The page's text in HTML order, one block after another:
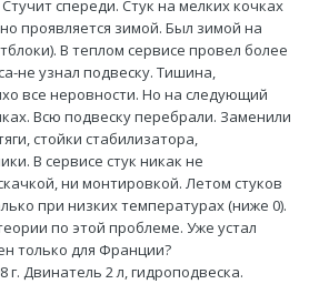
спереди. Стук на мелких кочках
проявляется зимой. Был зимой на
В теплом сервисе провел более
не узнал подвеску. Тишина,
все неровности. Но на следующий
Всю подвеску перебрали. Заменили
стойки стабилизатора,
В сервисе стук никак не
ни монтировкой. Летом стуков
при низких температурах (ниже 0).
по этой проблеме. Уже устал
только для Франции?
Двинатель 2 л, гидроподвеска.